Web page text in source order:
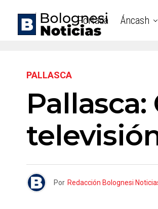
Portada Áncash
PALLASCA
Por Redacción Bolognesi